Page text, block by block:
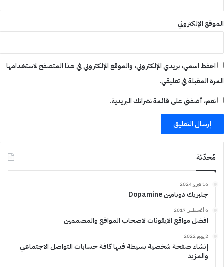
الموقع الإلكتروني
احفظ اسمي، بريدي الإلكتروني، والموقع الإلكتروني في هذا المتصفح لاستخدامها
المرة المقبلة في تعليقي.
نعم، أضفني على قائمة نشراتك البريدية.
مُحدّثة
16 فبراير 2024
جلبريك دوبامين Dopamine
6 أغسطس 2017
افضل مواقع الايقونات لاصحاب المواقع والمصممين
2 يونيو 2022
إنشاء صفحة شخصية بسيطة فيها كافة حسابات التواصل الاجتماعي
والمزيد